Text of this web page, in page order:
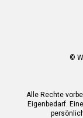
©
Alle Rechte
Eigenbedarf.